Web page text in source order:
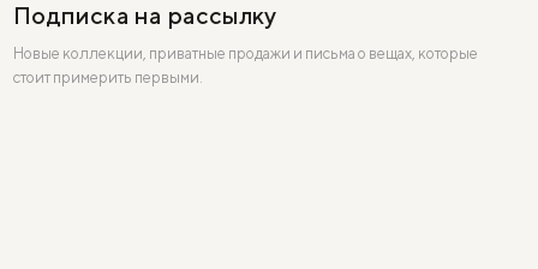
Подписка на рассылку
Новые коллекции, приватные продажи и письма о вещах, которые
стоит примерить первыми.